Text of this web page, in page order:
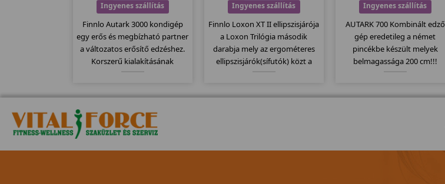
Ingyenes szállítás
Finnlo Autark 3000 kondigép
egy erős és megbízható partner
a változatos erősítő edzéshez.
Korszerű kialakításának
különböző "állomásokat" a
német precizitásnak
köszönhetően.
Ingyenes szállítás
Finnlo Loxon XT II ellipszisjárója
a Loxon Trilógia második
darabja mely az ergométeres
ellipszisjárók(sífutók) közt a
fokozattal és 25-400 wattig való
Ingyenes szállítás
AUTARK 700 Kombinált edző
gép eredetileg a német
pincékbe készült melyek
belmagassága 200 cm!!!